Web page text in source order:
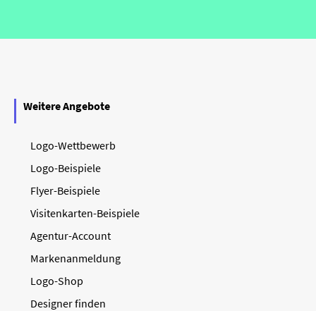
Weitere Angebote
Logo-Wettbewerb
Logo-Beispiele
Flyer-Beispiele
Visitenkarten-Beispiele
Agentur-Account
Markenanmeldung
Logo-Shop
Designer finden